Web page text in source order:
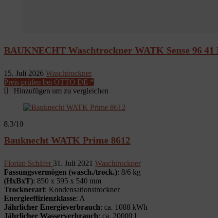
BAUKNECHT Waschtrockner WATK Sense 96 41
15. Juli 2026 Waschtrockner
Preis prüfen bei OTTO DE *
Hinzufügen um zu vergleichen
8.3/10
Bauknecht WATK Prime 8612
Florian Schäfer 31. Juli 2021 Waschtrockner
Fassungsvermögen (wasch./trock.): 8/6 kg
(HxBxT): 850 x 595 x 540 mm
Trocknerart: Kondensationstrockner
Energieeffizienzklasse: A
Jährlicher Energieverbrauch: ca. 1088 kWh
Jährlicher Wasserverbrauch: ca. 20000 l